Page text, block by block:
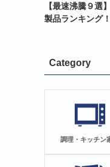
【最速沸騰９選
製品ランキング
Category
調理・キッチン